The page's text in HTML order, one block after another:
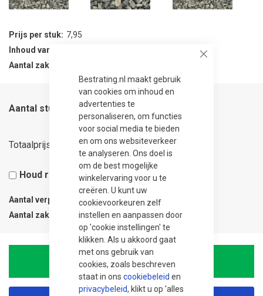
Bestrating.nl maakt gebruik
van cookies om inhoud en
advertenties te
personaliseren, om functies
voor social media te bieden
en om ons websiteverkeer
te analyseren. Ons doel is
om de best mogelijke
winkelervaring voor u te
creëren. U kunt uw
cookievoorkeuren zelf
instellen en aanpassen door
op 'cookie instellingen' te
klikken. Als u akkoord gaat
met ons gebruik van
cookies, zoals beschreven
staat in ons cookiebeleid en
privacybeleid, klikt u op 'alles
Prijs per stuk
7,95
Inhoud van verpakking
Aantal zak per verpakking
Aantal stuks
Totaalprijs 7,95
Houd rekening met 5% snijverlies
Aantal verpakkingen 0.03
Aantal zak
In Winkelwagen